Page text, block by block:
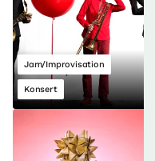
Jam/Improvisation
Konsert